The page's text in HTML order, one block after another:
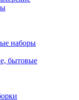
наборы
бытовые